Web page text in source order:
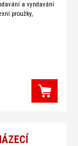
a vyndavání
proužky,